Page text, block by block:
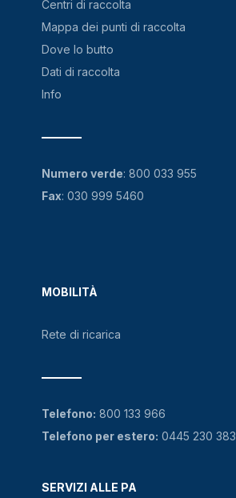
Centri di raccolta
Mappa dei punti di raccolta
Dove lo butto
Dati di raccolta
Info
MOBILITÀ
Rete di ricarica
SERVIZI ALLE PA
Numero verde: 800 033 955
Fax: 030 999 5460
Telefono: 800 133 966
Telefono per estero: 0445 230 383